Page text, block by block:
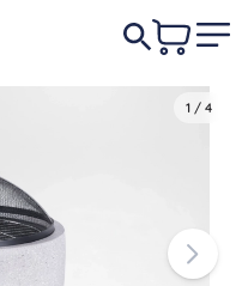
1 / 4
Do košíku